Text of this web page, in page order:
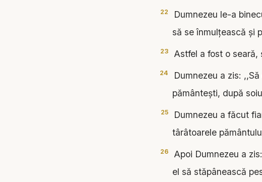
22
Dumnezeu le-a
să se înmulţească şi
23 Astfel a fost o seară,
24
Dumnezeu a zis:
pământeşti, după
25
Dumnezeu a făcut
târâtoarele
26
Apoi Dumnezeu a
el să stăpânească